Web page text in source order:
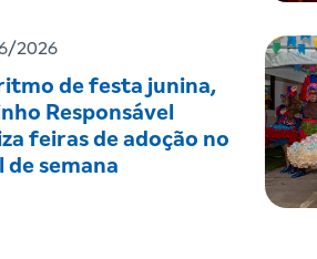
2026
de festa junina,
Responsável
feiras de adoção no
de semana